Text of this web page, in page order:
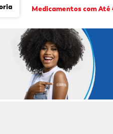
Medicamentos com Até